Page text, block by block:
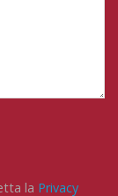
la Privacy